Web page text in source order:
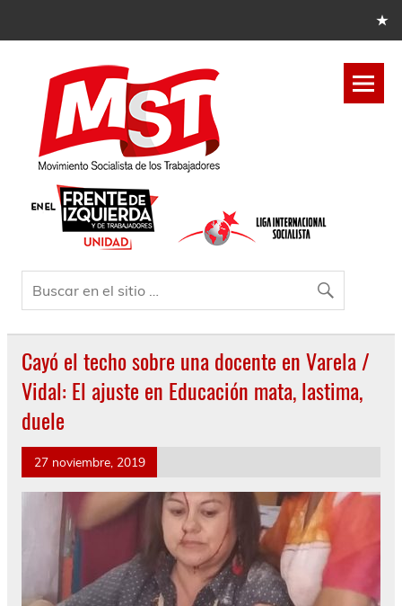
Cayó el techo sobre una docente en Varela /
Vidal: El ajuste en Educación mata, lastima,
duele
27 noviembre, 2019